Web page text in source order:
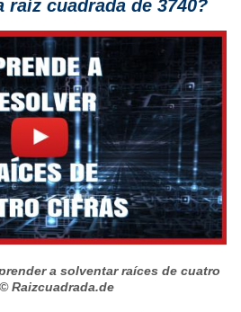
raíz cuadrada de 3740?
a solventar raíces de cuatro
© Raizcuadrada.de